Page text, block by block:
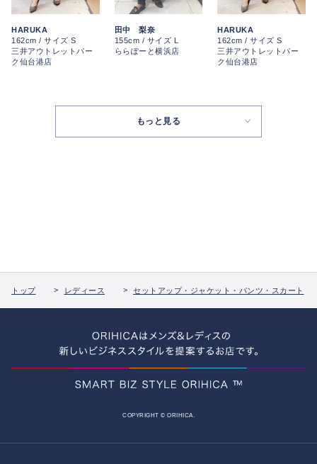
HARUKA
162cm / サイズ S
三井アウトレットパー
ク仙台港店
田中 梨奈
155cm / サイズ L
ららぽーと横浜店
HARUKA
162cm / サイズ S
三井アウトレットパー
ク仙台港店
もっと見る
トップ レディース セットアップ・ジャケット・パンツ・スカート
COPYRIGHT © ORIHICA.